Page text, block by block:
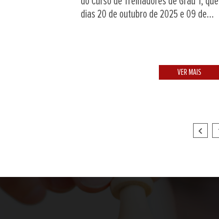
dias 20 de outubro de 2025 e 09 de...
VER MAIS
navigate_before